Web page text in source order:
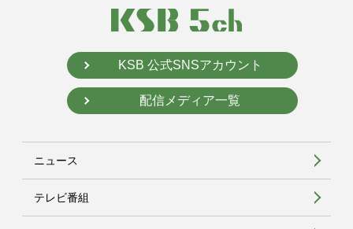
KSB 公式SNSアカウント
配信メディア一覧
ニュース
テレビ番組